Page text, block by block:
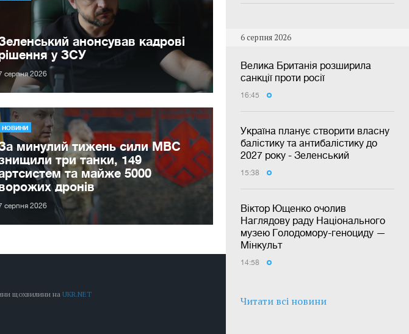
6 серпня 2026
Велика Британія розширила
санкції проти росії
16:45
Україна планує створити власну
балістику та антибалістику до
2027 року - Зеленський
15:38
Віктор Ющенко очолив
Наглядову раду Національного
музею Голодомору-геноциду —
Мінкульт
14:58
Читати всі новини
анонсував кадрові
у ЗСУ
серпня 2026
НОВИНИ
минулий тижень сили МВС
три танки, 149
та майже 5000
дронів
серпня 2026
щохвилини наUKR.NET